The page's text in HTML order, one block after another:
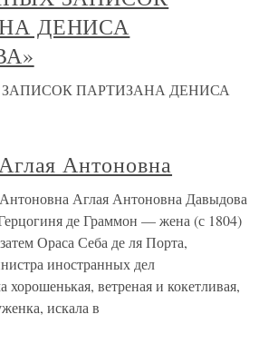
ДЕНИСА
ПАРТИЗАНА ДЕНИСА
Антоновна
Аглая Антоновна Давыдова
де Граммон — жена (с 1804)
Ораса Себа де ля Порта,
иностранных дел
ветреная и кокетливая,
искала в